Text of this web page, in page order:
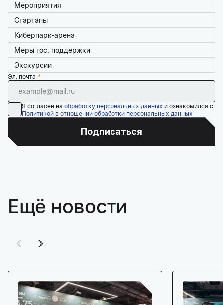
Мероприятия
Стартапы
Киберпарк-арена
Меры гос. поддержки
Экскурсии
Эл. почта
Я согласен на обработку персональных данных и ознакомился с
Политикой в отношении обработки персональных данных
Подписаться
Ещё новости